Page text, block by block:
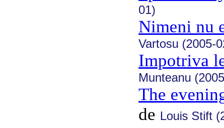
01)
Nimeni nu
Vartosu (2005-
Impotriva
Munteanu
The
de Louis Stift